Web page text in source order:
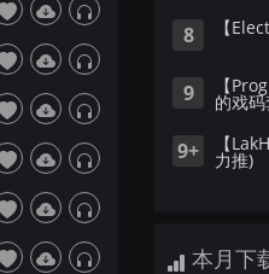
8 【
9 【
的戏
9+ 【
力推)
本月下